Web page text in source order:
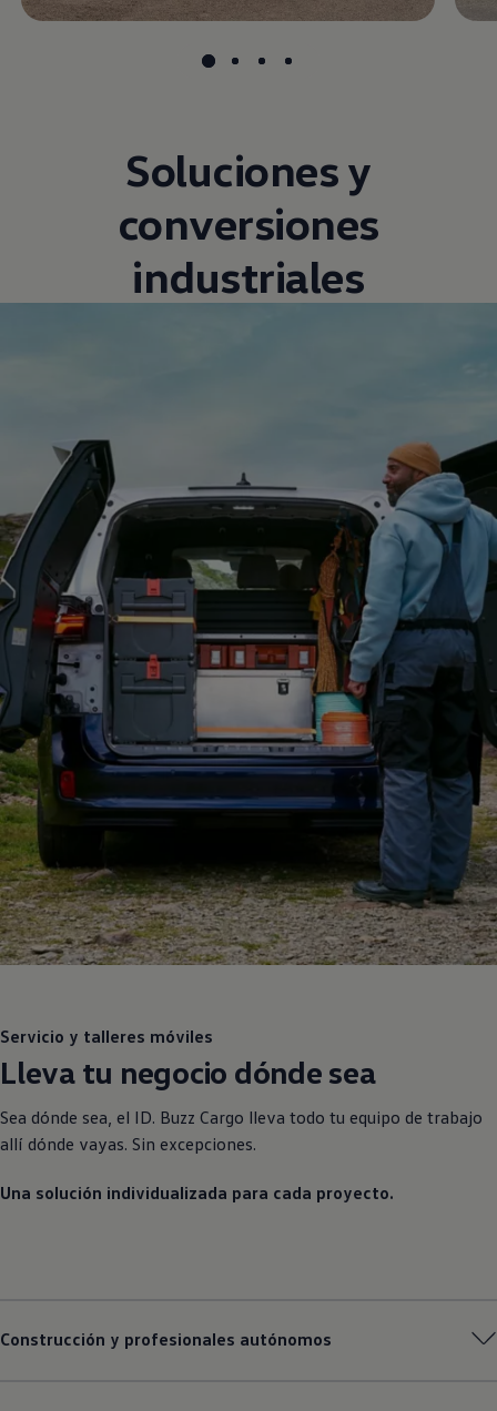
Soluciones y
conversiones
industriales
Servicio y talleres móviles
Lleva tu negocio dónde sea
Sea dónde sea, el ID. Buzz Cargo lleva todo tu equipo de trabajo
allí dónde vayas. Sin excepciones.
Una solución individualizada para cada proyecto.
Construcción y profesionales autónomos